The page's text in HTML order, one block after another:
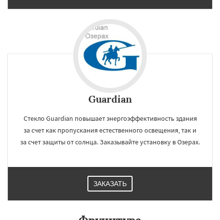
Guardian
Стекло Guardian повышает энергоэффективность здания
за счет как пропускания естественного освещения, так и
за счет защиты от солнца. Заказывайте установку в Озерах.
ЗАКАЗАТЬ
УЗНАТЬ ПОДРОБНЕЕ